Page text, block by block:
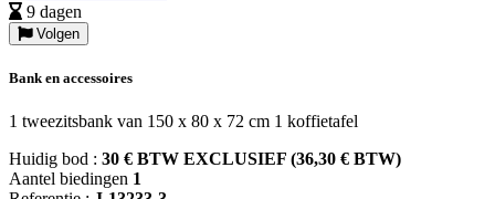
9 dagen
Volgen
Bank en accessoires
1 tweezitsbank van 150 x 80 x 72 cm 1 koffietafel
Huidig bod : 30 € BTW EXCLUSIEF (36,30 € BTW)
Aantel biedingen 1